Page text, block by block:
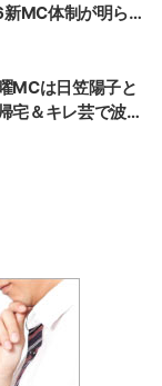
MC体制が明らか
MCは日笠陽子と
宅＆キレ芸で波乱